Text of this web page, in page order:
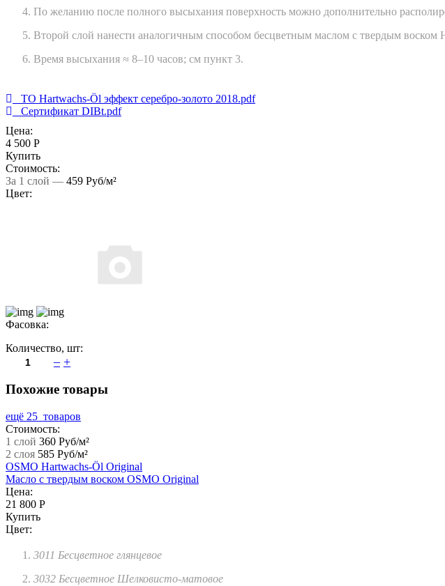
По желанию после полного высыхания поверхность можно дополнительно
Второй слой нанести аналогичным способом бесцветным маслом с твердым воском
Время высыхания ≈ 8–10 часов; см пункт 3.
ТО Hartwachs-Öl эффект серебро-золото 2018.pdf
Сертификат DIBt.pdf
Цена:
4 500 Р
Купить
Стоимость:
За 1 слой — 459 Руб/м²
Цвет:
Фасовка:
Количество, шт:
– +
Похожие товары
ещё 25 товаров
Стоимость:
1 слой 360 Руб/м²
2 слоя 585 Руб/м²
OSMO Hartwachs-Öl Original
Масло с твердым воском OSMO Original
Цена:
21 800 Р
Купить
Цвет:
3011 Бесцветное глянцевое
3032 Бесцветное Шелковисто-матовое